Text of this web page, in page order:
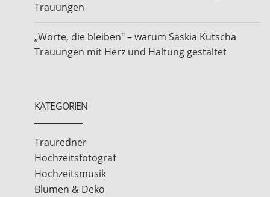
Trauungen
„Worte, die bleiben" – warum Saskia Kutscha
Trauungen mit Herz und Haltung gestaltet
KATEGORIEN
Trauredner
Hochzeitsfotograf
Hochzeitsmusik
Blumen & Deko